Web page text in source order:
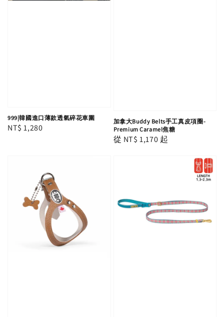
999|韓國進口薄款透氣碎花車圍
Regular
NT$ 1,280
加拿大Buddy Belts手工真皮項圈-
Premium Caramel焦糖
Regular
從 NT$ 1,170 起